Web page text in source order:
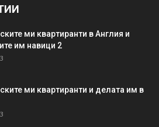
ми квартиранти в Англия и
им навици 2
ми квартиранти и делата им в